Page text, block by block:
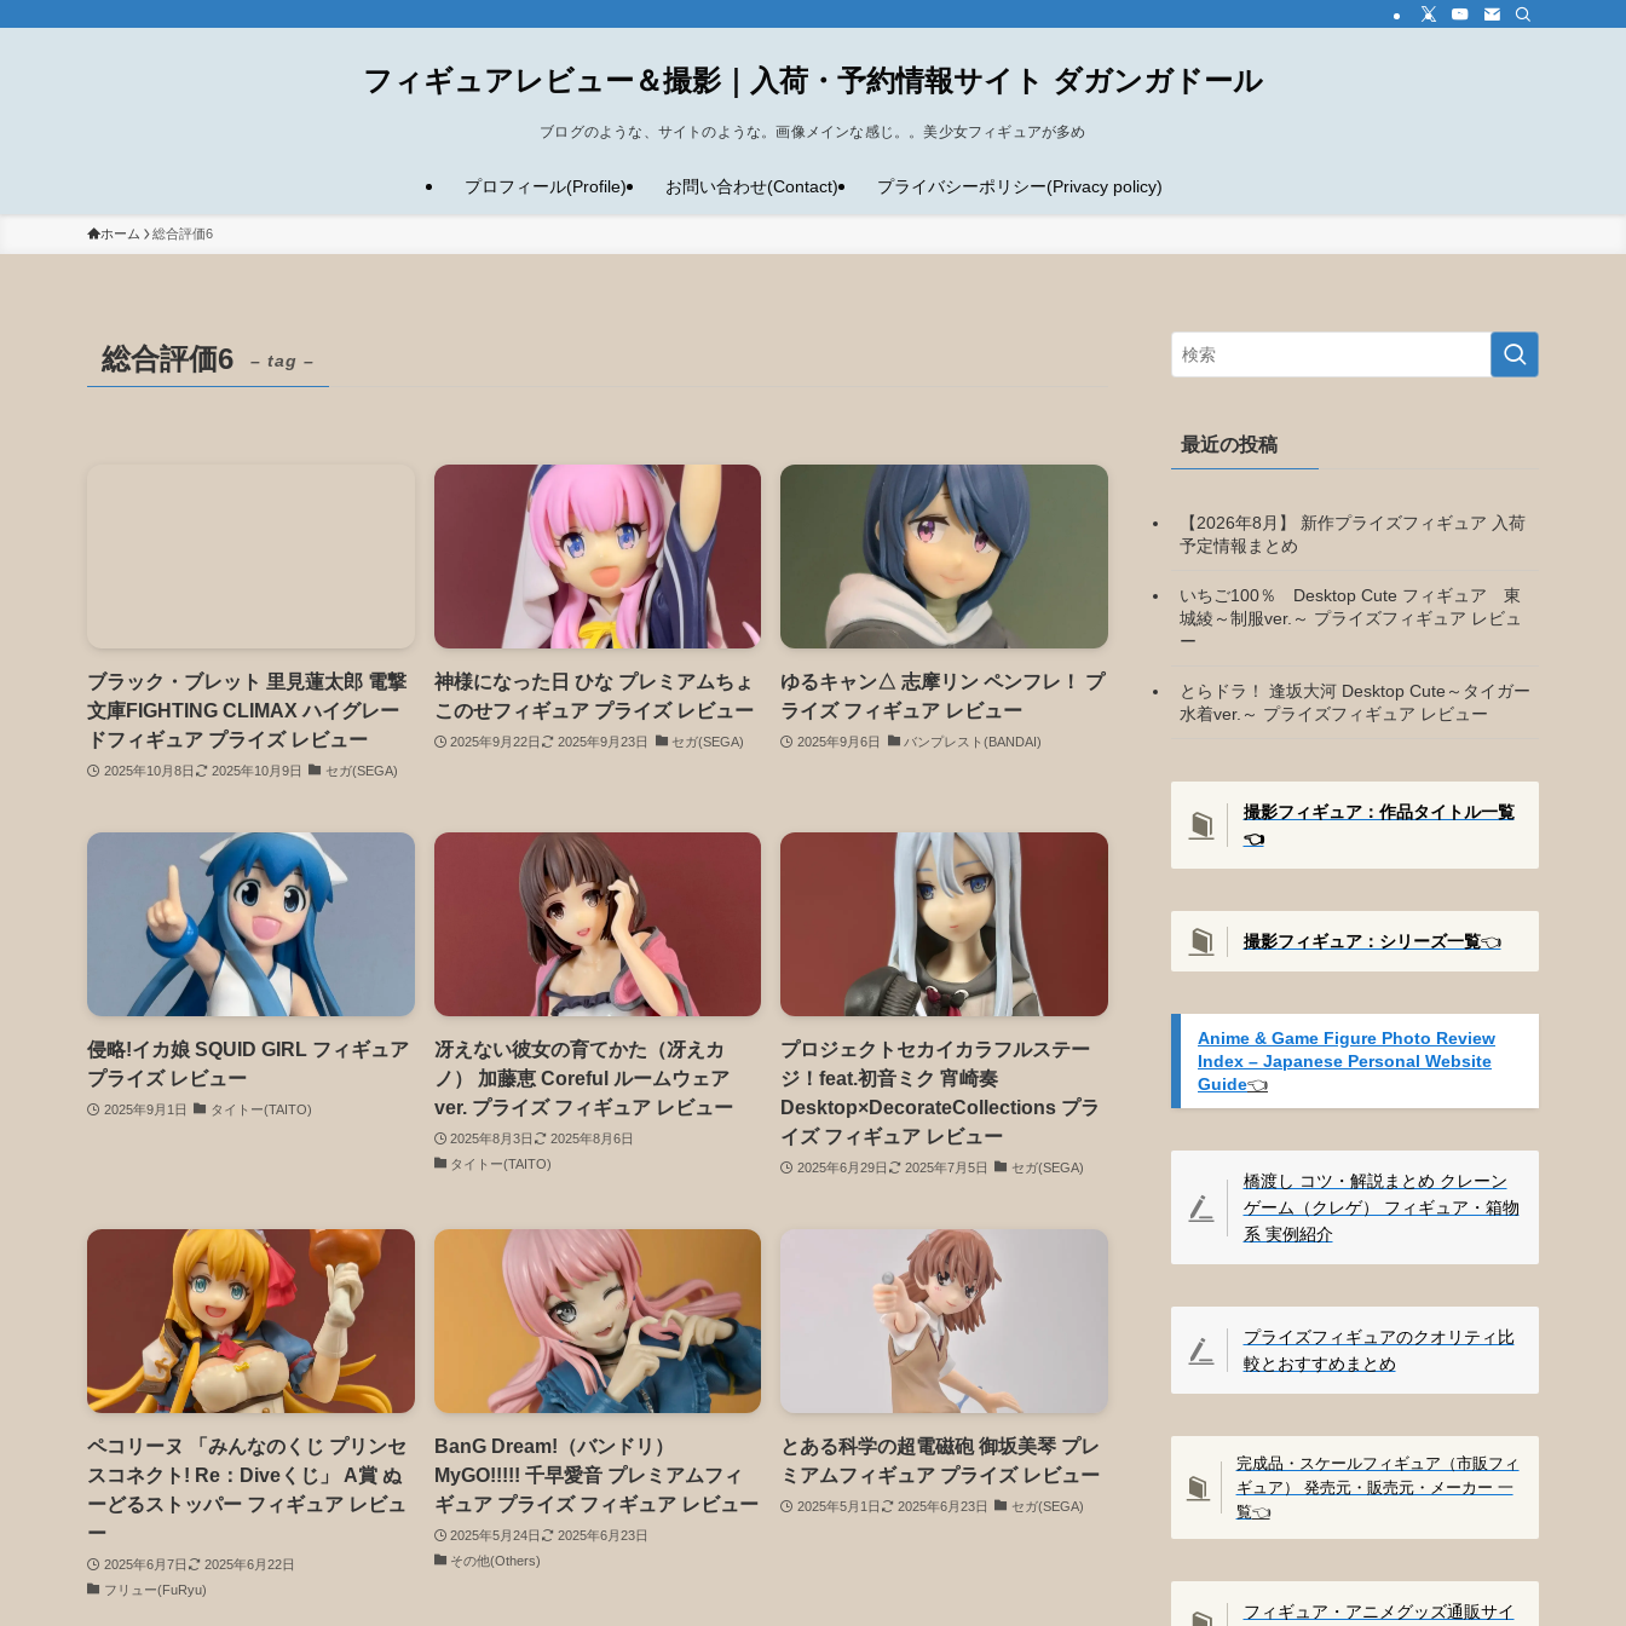
フィギュアレビュー＆撮影｜入荷・予約情報サイト ダガンガドール
ブログのような、サイトのような。画像メインな感じ。。美少女フィギュアが多め
プロフィール(Profile) お問い合わせ(Contact) プライバシーポリシー(Privacy policy)
ホーム 総合評価6
総合評価6 – tag –
ブラック・ブレット 里見蓮太郎 電撃
文庫FIGHTING CLIMAX ハイグレー
ドフィギュア プライズ レビュー
2025年10月8日 2025年10月9日 セガ(SEGA)
神様になった日 ひな プレミアムちょ
このせフィギュア プライズ レビュー
2025年9月22日 2025年9月23日 セガ(SEGA)
ゆるキャン△ 志摩リン ペンフレ！ プ
ライズ フィギュア レビュー
2025年9月6日 バンプレスト(BANDAI)
侵略!イカ娘 SQUID GIRL フィギュア
プライズ レビュー
2025年9月1日 タイトー(TAITO)
冴えない彼女の育てかた（冴えカ
ノ） 加藤恵 Coreful ルームウェア
ver. プライズ フィギュア レビュー
2025年8月3日
2025年8月6日
タイトー(TAITO)
プロジェクトセカイカラフルステー
ジ！feat.初音ミク 宵崎奏
Desktop×DecorateCollections プラ
イズ フィギュア レビュー
2025年6月29日 2025年7月5日 セガ(SEGA)
ペコリーヌ 「みんなのくじ プリンセ
スコネクト! Re：Diveくじ」 A賞 ぬ
ーどるストッパー フィギュア レビュ
ー
2025年6月7日
2025年6月22日
フリュー(FuRyu)
BanG Dream!（バンドリ）
MyGO!!!!! 千早愛音 プレミアムフィ
ギュア プライズ フィギュア レビュー
2025年5月24日
2025年6月23日
その他(Others)
とある科学の超電磁砲 御坂美琴 プレ
ミアムフィギュア プライズ レビュー
2025年5月1日 2025年6月23日 セガ(SEGA)
最近の投稿
【2026年8月】 新作プライズフィギュア 入荷
予定情報まとめ
いちご100％ Desktop Cute フィギュア 東
城綾～制服ver.～ プライズフィギュア レビュ
ー
とらドラ！ 逢坂大河 Desktop Cute～タイガー
水着ver.～ プライズフィギュア レビュー
撮影フィギュア：作品タイトル一覧
👈️
撮影フィギュア：シリーズ一覧👈️
Anime & Game Figure Photo Review
Index – Japanese Personal Website
Guide👈️
橋渡し コツ・解説まとめ クレーン
ゲーム（クレゲ） フィギュア・箱物
系 実例紹介
プライズフィギュアのクオリティ比
較とおすすめまとめ
完成品・スケールフィギュア（市販フィ
ギュア） 発売元・販売元・メーカー 一
覧👈️
フィギュア・アニメグッズ通販サイ